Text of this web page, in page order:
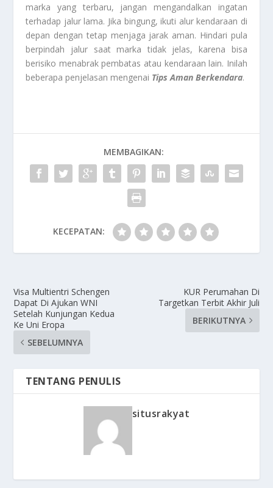
marka yang terbaru, jangan mengandalkan ingatan
terhadap jalur lama. Jika bingung, ikuti alur kendaraan di
depan dengan tetap menjaga jarak aman. Hindari pula
berpindah jalur saat marka tidak jelas, karena bisa
berisiko menabrak pembatas atau kendaraan lain. Inilah
beberapa penjelasan mengenai Tips Aman Berkendara.
MEMBAGIKAN:
KECEPATAN:
Visa Multientri Schengen
Dapat Di Ajukan WNI
Setelah Kunjungan Kedua
Ke Uni Eropa
SEBELUMNYA
KUR Perumahan Di
Targetkan Terbit Akhir Juli
BERIKUTNYA
TENTANG PENULIS
situsrakyat